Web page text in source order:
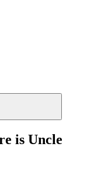
is Uncle